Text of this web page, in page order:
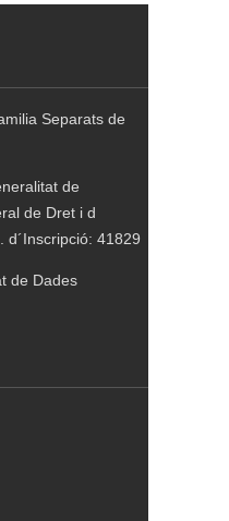
Separats de
de
de Dret i d
d´Inscripció: 41829
de Dades